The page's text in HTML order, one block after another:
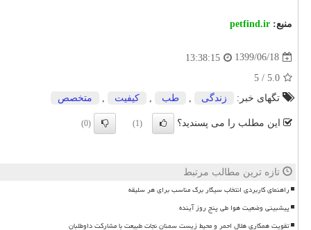
منبع: petfind.ir
1399/06/18
13:38:15
5.0
/
5
تگهای خبر:
زندگی طب كیفیت متخصص
این مطلب را می پسندید؟ (1)
(0)
تازه ترین مطالب مرتبط
راهنمای کاربردی انتخاب سیگار برگ مناسب برای هر سلیقه
پیشبینی وضعیت هوا طی پنج روز آینده
تقویت همکاری هلال احمر و محیط زیست سمنان نجات طبیعت با مشارکت داوطلبان